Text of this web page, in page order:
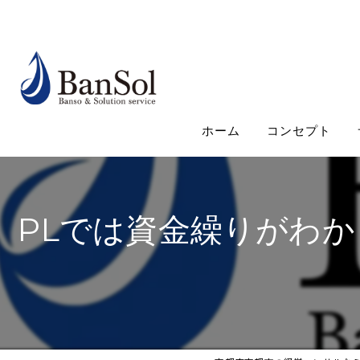
ホーム コンセプト
PLでは資金繰りがわ